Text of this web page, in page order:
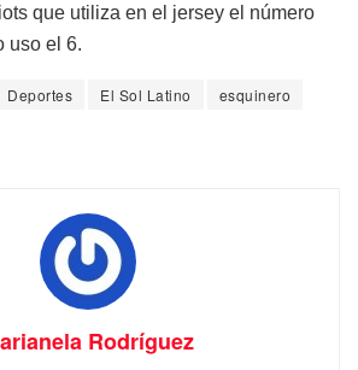
que utiliza en el jersey el número
uso el 6.
Deportes El Sol Latino
esquinero
Rodríguez